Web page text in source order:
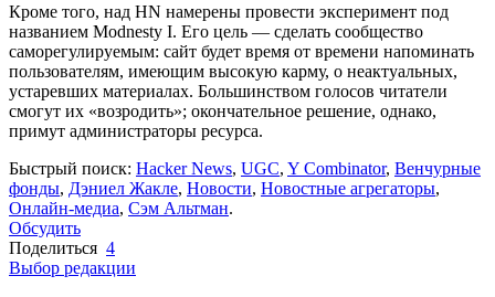
Кроме того, над HN намерены провести эксперимент под
названием Modnesty I. Его цель — сделать сообщество
саморегулируемым: сайт будет время от времени напоминать
пользователям, имеющим высокую карму, о неактуальных,
устаревших материалах. Большинством голосов читатели
смогут их «возродить»; окончательное решение, однако,
примут администраторы ресурса.
Быстрый поиск: Hacker News, UGC, Y Combinator, Венчурные
фонды, Дэниел Жакле, Новости, Новостные агрегаторы,
Онлайн-медиа, Сэм Альтман.
Обсудить
Поделиться 4
Выбор редакции